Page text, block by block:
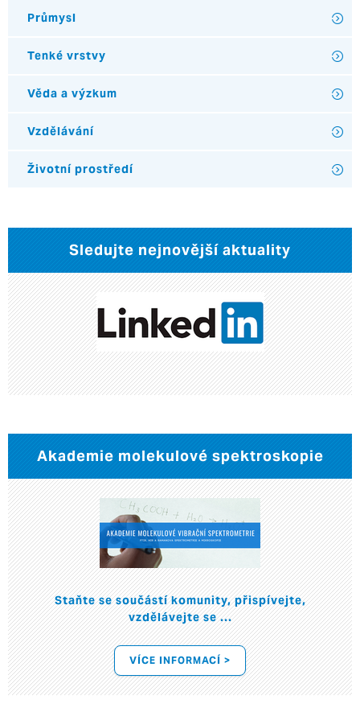
Průmysl
Tenké vrstvy
Věda a výzkum
Vzdělávání
Životní prostředí
Sledujte nejnovější aktuality
Akademie molekulové spektroskopie
Staňte se součástí komunity, přispívejte,
vzdělávejte se ...
VÍCE INFORMACÍ >